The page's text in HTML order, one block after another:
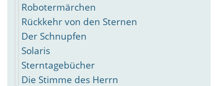
Robotermärchen
Rückkehr von den Sternen
Der Schnupfen
Solaris
Sterntagebücher
Die Stimme des Herrn